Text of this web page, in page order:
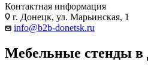
Контактная информация
г. Донецк, ул. Марьинская, 1
info@b2b-donetsk.ru
Мебельные стенды в